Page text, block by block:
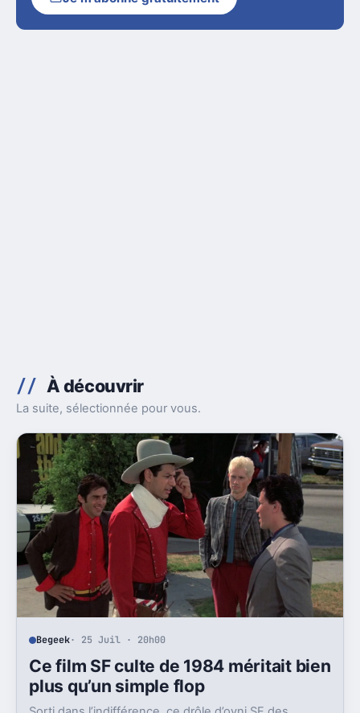
À découvrir
La suite, sélectionnée pour vous.
Begeek· 25 Juil · 20h00
Ce film SF culte de 1984 méritait bien
plus qu’un simple flop